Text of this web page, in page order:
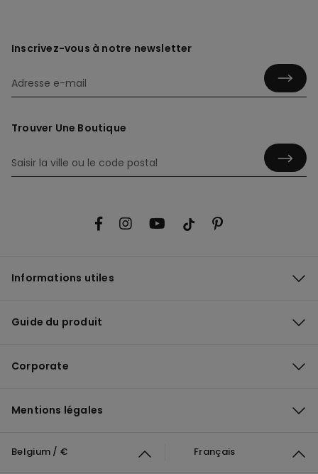
Inscrivez-vous à notre newsletter
Trouver Une Boutique
Informations utiles
Guide du produit
Corporate
Mentions légales
Belgium / € Français